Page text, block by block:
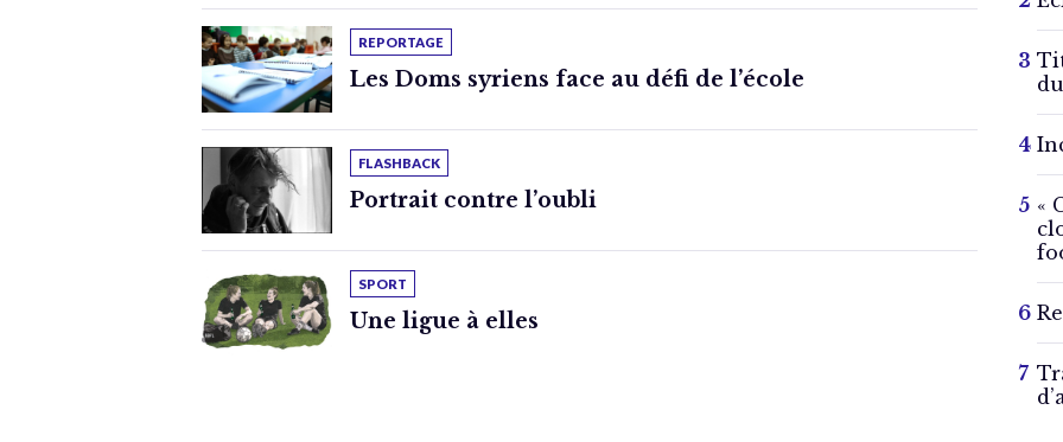
REPORTAGE
Les Doms syriens face au défi de l’école
FLASHBACK
Portrait contre l’oubli
SPORT
Une ligue à elles
«